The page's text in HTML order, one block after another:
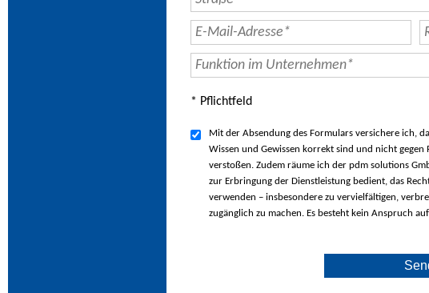
* Pflichtfeld
Mit der Absendung des Formulars versichere ich,
Wissen und Gewissen korrekt sind und nicht gegen
verstoßen. Zudem räume ich der pdm solutions
zur Erbringung der Dienstleistung bedient, das
verwenden – insbesondere zu vervielfältigen,
zugänglich zu machen. Es besteht kein Anspruch